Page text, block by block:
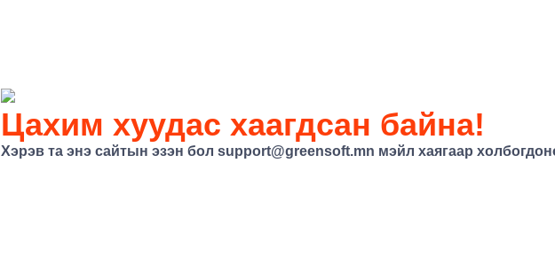
Цахим хуудас хаагдсан байна!
Хэрэв та энэ сайтын эзэн бол support@greensoft.mn мэйл хаягаар